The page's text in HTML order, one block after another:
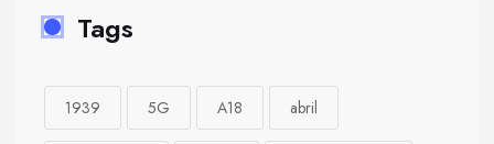
Tags
1939 5G A18 abril